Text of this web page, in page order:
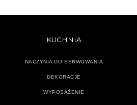
KUCHNIA
NACZYNIA DO SERWOWANIA
DEKORACJE
WYPOSAŻENIE